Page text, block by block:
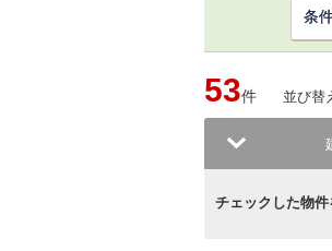
条
53件 並び替
チェックした物